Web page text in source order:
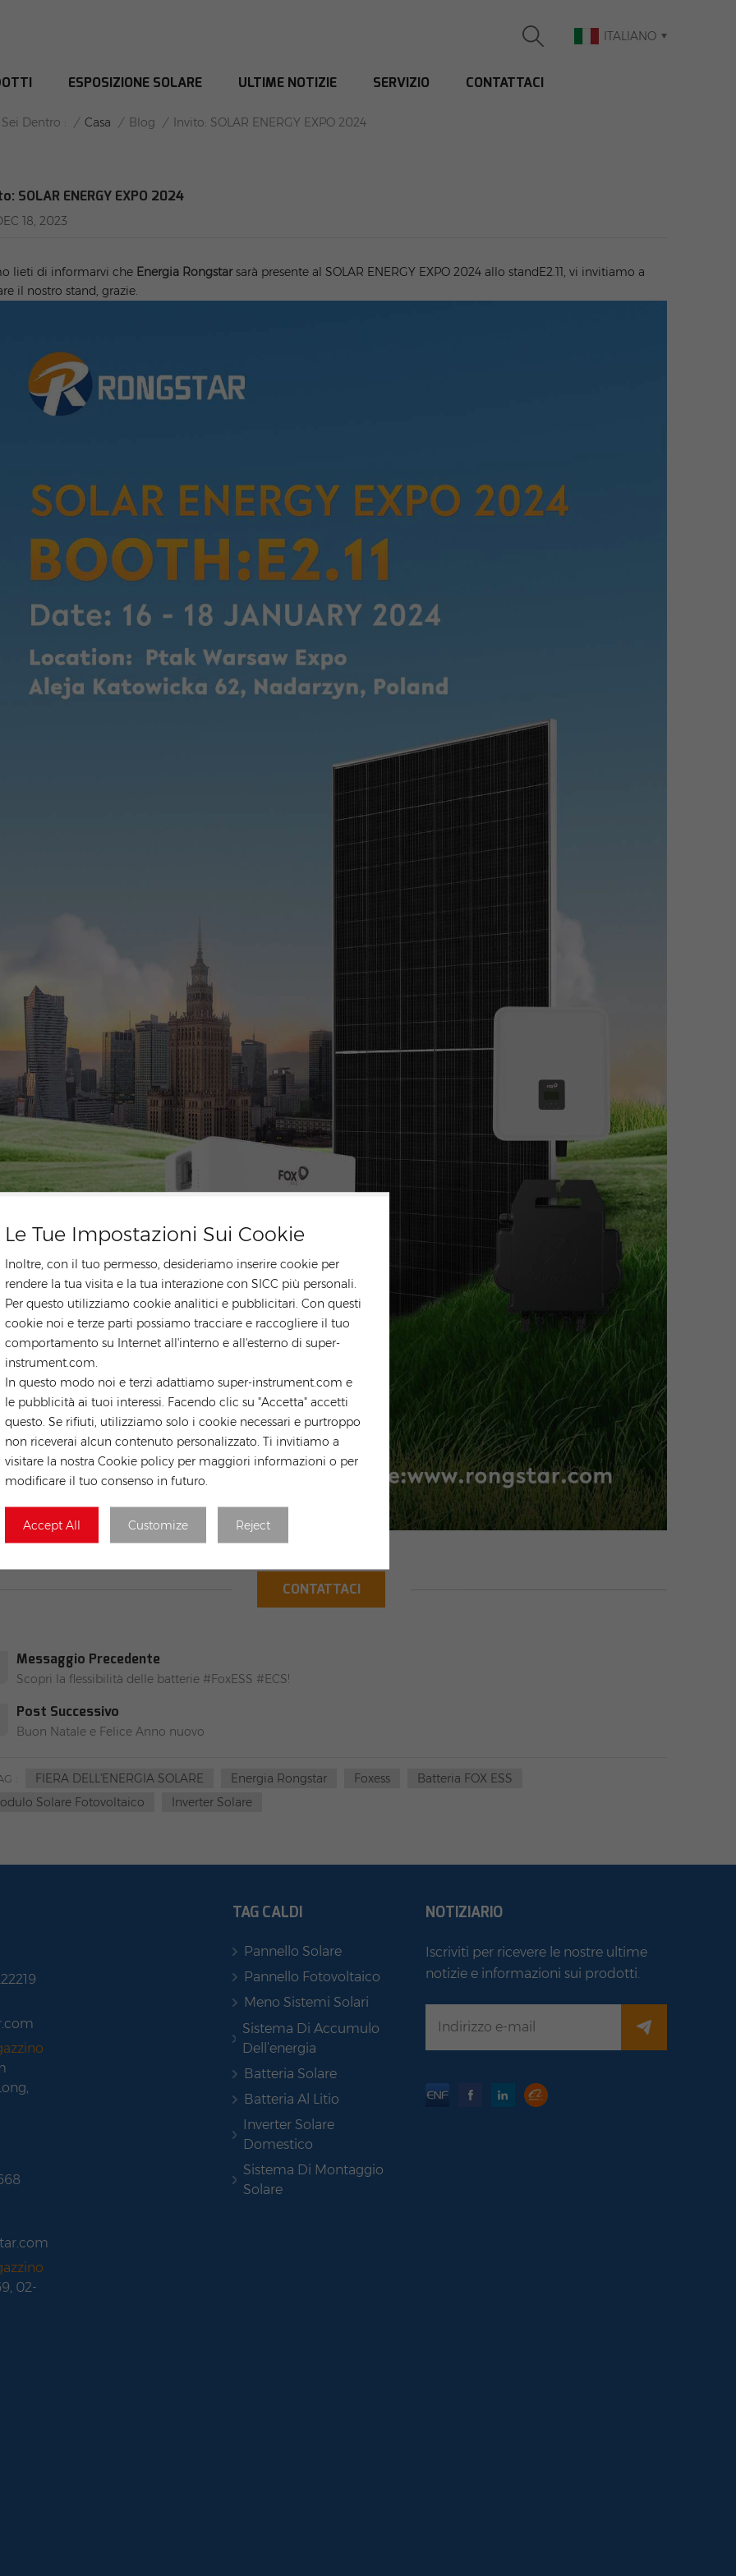
Le Tue Impostazioni Sui Cookie
Inoltre, con il tuo permesso, desideriamo inserire cookie per
rendere la tua visita e la tua interazione con SICC più personali.
Per questo utilizziamo cookie analitici e pubblicitari. Con questi
cookie noi e terze parti possiamo tracciare e raccogliere il tuo
comportamento su Internet all'interno e all'esterno di super-
instrument.com.
In questo modo noi e terzi adattiamo super-instrument.com e
le pubblicità ai tuoi interessi. Facendo clic su "Accetta" accetti
questo. Se rifiuti, utilizziamo solo i cookie necessari e purtroppo
non riceverai alcun contenuto personalizzato. Ti invitiamo a
visitare la nostra Cookie policy per maggiori informazioni o per
modificare il tuo consenso in futuro.
Accept All Customize Reject
ITALIANO
ESPOSIZIONE SOLARE ULTIME NOTIZIE SERVIZIO CONTATTACI
INVITO: SOLAR ENERGY EXPO 2024
Sei Dentro : / Casa / Blog / Invito: SOLAR ENERGY EXPO 2024
SOLAR ENERGY EXPO 2024
18, 2023
lieti di informarvi che Energia Rongstarsarà presente al SOLAR ENERGY EXPO 2024 allo standE2.11, vi invitiamo a
il nostro stand, grazie.
CONTATTACI
Messaggio Precedente
Scopri la flessibilità delle batterie #FoxESS #ECS!
Post Successivo
Buon Natale e Felice Anno nuovo
: FIERA DELL'ENERGIA SOLARE Energia Rongstar Foxess
Batteria FOX ESS
Solare Fotovoltaico
Inverter Solare
02-
TAG CALDI
Pannello Solare
Pannello Fotovoltaico
Meno Sistemi Solari
Sistema Di Accumulo
Dell’energia
Batteria Solare
Batteria Al Litio
Inverter Solare
Domestico
Sistema Di Montaggio
Solare
NOTIZIARIO
Iscriviti per ricevere le nostre ultime
notizie e informazioni sui prodotti.